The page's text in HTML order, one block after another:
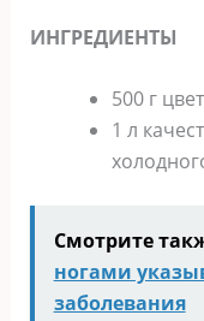
ИНГРЕДИЕНТЫ
500 г
1 л
Смотрите
ногами
заболевания